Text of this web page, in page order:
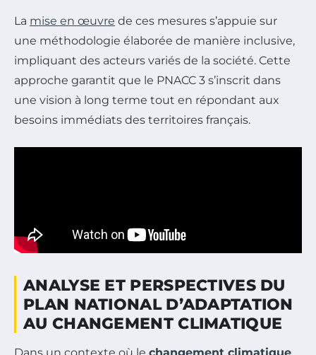
La mise en œuvre de ces mesures s’appuie sur
une méthodologie élaborée de manière inclusive,
impliquant des acteurs variés de la société. Cette
approche garantit que le PNACC 3 s’inscrit dans
une vision à long terme tout en répondant aux
besoins immédiats des territoires français.
ANALYSE ET PERSPECTIVES DU
PLAN NATIONAL D’ADAPTATION
AU CHANGEMENT CLIMATIQUE
Dans un contexte où le changement climatique